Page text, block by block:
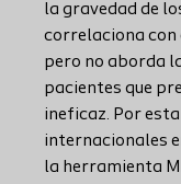
la gravedad de
correlaciona con
pero no aborda
pacientes que
ineficaz. Por
internacionales
la herramienta